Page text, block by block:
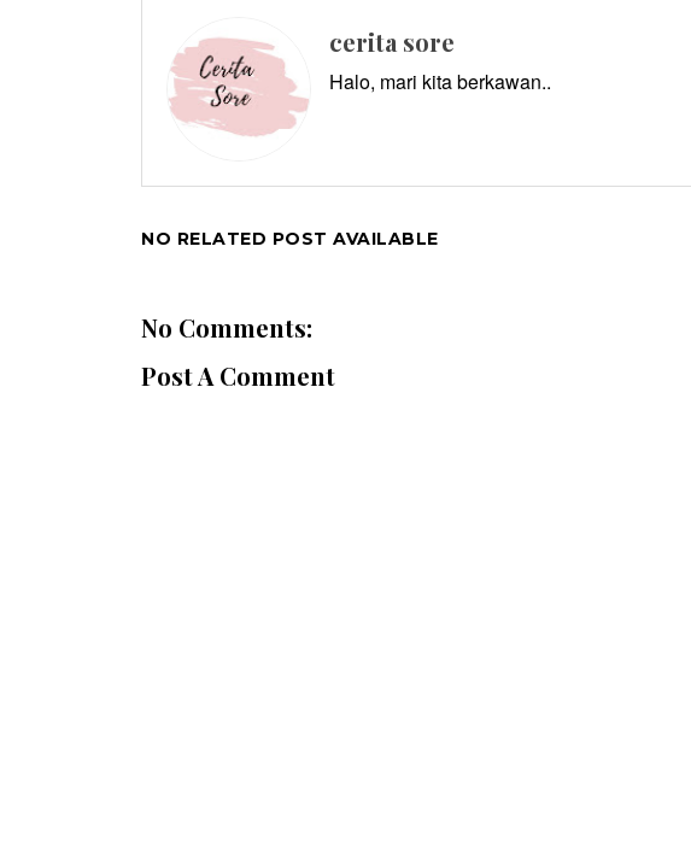
cerita sore
Halo, mari kita berkawan..
NO RELATED POST AVAILABLE
No Comments:
Post A Comment